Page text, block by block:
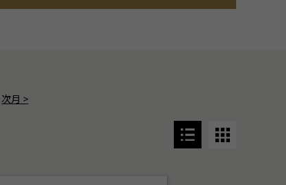
次月 >